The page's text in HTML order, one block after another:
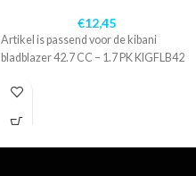
€12,45
Artikel is passend voor de kibani
bladblazer 42.7 CC – 1.7 PK KIGFLB42